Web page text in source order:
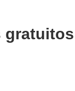
gratuitos